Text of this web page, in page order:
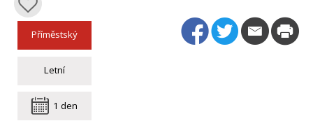
Příměstský
Letní
1 den